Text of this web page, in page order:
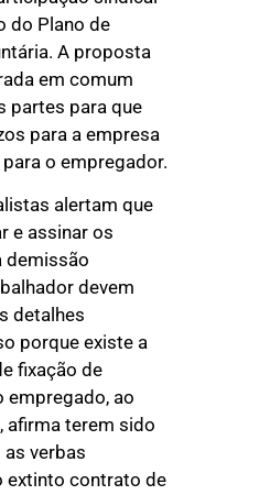
do Plano de
A proposta
em comum
partes para que
para a empresa
o empregador.
alertam que
e assinar os
demissão
devem
detalhes
porque existe a
fixação de
empregado, ao
afirma terem sido
verbas
extinto contrato de